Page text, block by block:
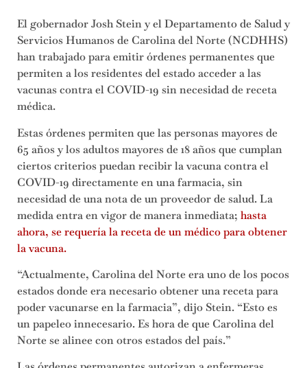
El gobernador Josh Stein y el Departamento de Salud y
Servicios Humanos de Carolina del Norte (NCDHHS)
han trabajado para emitir órdenes permanentes que
permiten a los residentes del estado acceder a las
vacunas contra el COVID-19 sin necesidad de receta
médica.
Estas órdenes permiten que las personas mayores de
65 años y los adultos mayores de 18 años que cumplan
ciertos criterios puedan recibir la vacuna contra el
COVID-19 directamente en una farmacia, sin
necesidad de una nota de un proveedor de salud. La
medida entra en vigor de manera inmediata; hasta
ahora, se requería la receta de un médico para obtener
la vacuna.
“Actualmente, Carolina del Norte era uno de los pocos
estados donde era necesario obtener una receta para
poder vacunarse en la farmacia”, dijo Stein. “Esto es
un papeleo innecesario. Es hora de que Carolina del
Norte se alinee con otros estados del país.”